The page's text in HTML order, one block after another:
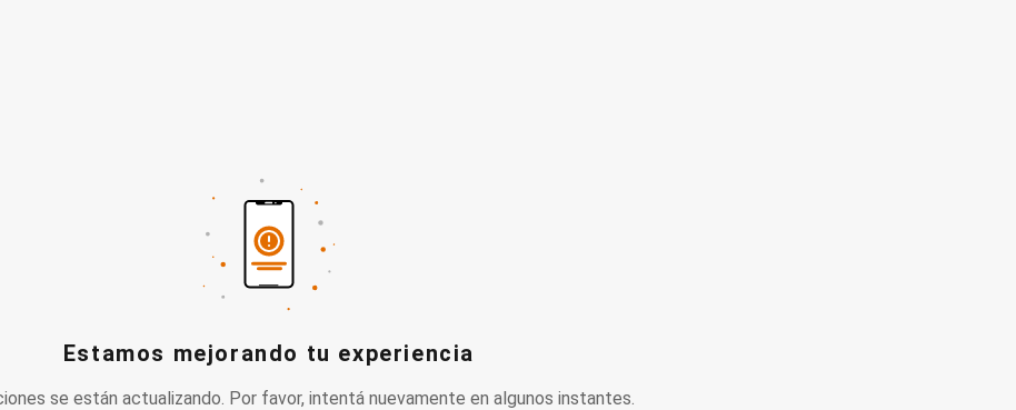
Estamos mejorando tu experiencia
se están actualizando. Por favor, intentá nuevamente en algunos instantes.